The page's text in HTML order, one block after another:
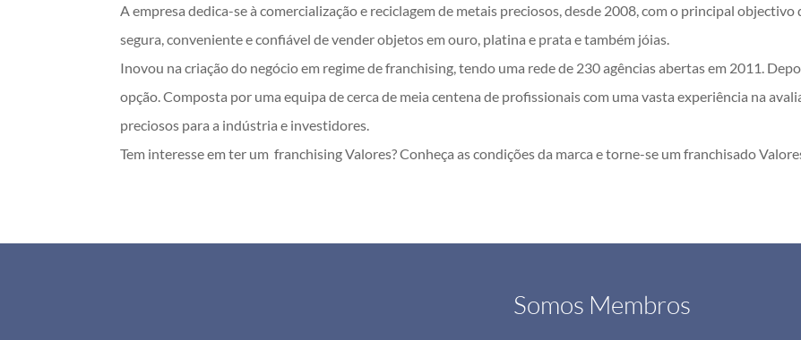
A empresa dedica-se à comercialização e reciclagem de metais preciosos, desde 2008, com o principal
segura, conveniente e confiável de vender objetos em ouro, platina e prata e também jóias.
Inovou na criação do negócio em regime de franchising, tendo uma rede de 230 agências abertas em 2011.
opção. Composta por uma equipa de cerca de meia centena de profissionais com uma vasta experiência na
preciosos para a indústria e investidores.
Tem interesse em ter um franchising Valores? Conheça as condições da marca e torne-se um franchisado
Somos Membros